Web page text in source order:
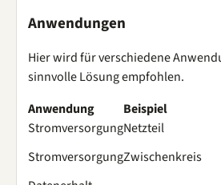
Anwendungen
Hier wird für verschiedene
sinnvolle Lösung empfohlen.
Anwendung
Beispiel
StromversorgungNetzteil
StromversorgungZwischenkreis